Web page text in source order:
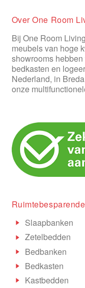
Over One Room
Bij One Room
meubels van hoge
showrooms
bedkasten en
Nederland, in
onze
Slaapbanken
Zetelbedden
Bedbanken
Bedkasten
Kastbedden